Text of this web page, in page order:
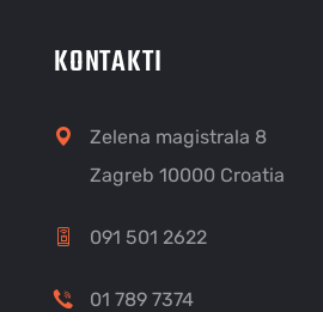
KONTAKTI
Zelena magistrala 8
Zagreb 10000 Croatia
091 501 2622
01 789 7374